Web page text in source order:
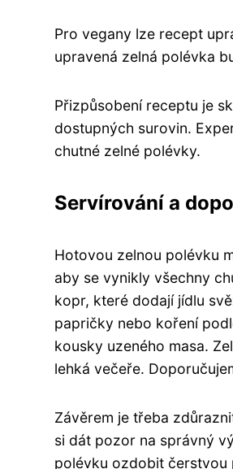
Pro vegany lze recept
upravená zelná polévka
Přizpůsobení receptu je
dostupných surovin.
chutné zelné polévky.
Servírování a
Hotovou zelnou polévku
aby se vynikly všechny
kopr, které dodají jídlu
papričky nebo koření
kousky uzeného masa.
lehká večeře.
Závěrem je třeba
si dát pozor na správný
polévku ozdobit čerstvou